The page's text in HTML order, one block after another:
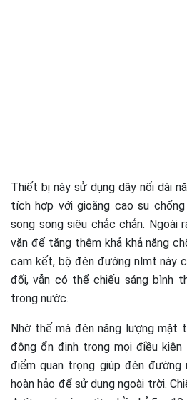
Thiết bị này sử dụng dây nối dài
tích hợp với gioăng cao su
song song siêu chắc chắn.
vặn để tăng thêm khả khả năng
cam kết, bộ đèn đường nlmt này
đối, vẫn có thể chiếu sáng bình
trong nước.
Nhờ thế mà đèn năng lượng mặt
động ổn định trong mọi điều
điểm quan trọng giúp đèn
hoàn hảo để sử dụng ngoài trời.